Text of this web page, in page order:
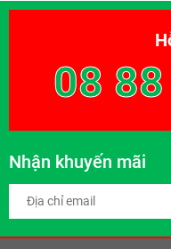
08
Nhận khuyến mãi